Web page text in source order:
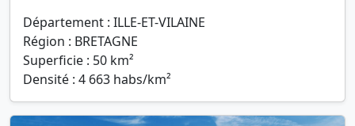
Département : ILLE-ET-VILAINE
Région : BRETAGNE
Superficie : 50 km²
Densité : 4 663 habs/km²